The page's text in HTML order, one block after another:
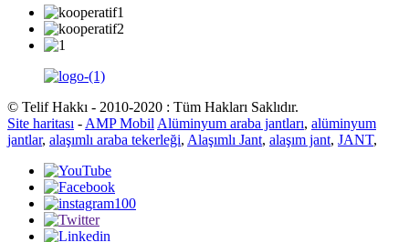
© Telif Hakkı - 2010-2020 : Tüm Hakları Saklıdır.
Site haritası - AMP Mobil Alüminyum araba jantları, alüminyum
jantlar, alaşımlı araba tekerleği, Alaşımlı Jant, alaşım jant, JANT,